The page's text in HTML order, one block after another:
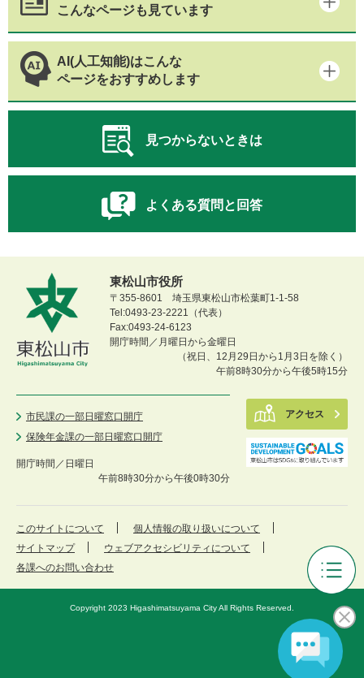
東
市
議
会
こんなページも見ています
AI(人工知能)はこんな
ページをおすすめします
見つからないときは
よくある質問と回答
東松山市役所
〒355-8601 埼玉県東松山市松葉町1-1-58
Tel:0493-23-2221（代表）
Fax:0493-24-6123
開庁時間／月曜日から金曜日
（祝日、12月29日から1月3日を除く）
午前8時30分から午後5時15分
市民課の一部日曜窓口開庁
保険年金課の一部日曜窓口開庁
開庁時間／ 日曜日
午前8時30分から午後0時30分
アクセス
このサイトについて
個人情報の取り扱いについて
サイトマップ
ウェブアクセシビリティについて
各課へのお問い合わせ
Copyright 2023 Higashimatsuyama City All Rights Reserved.